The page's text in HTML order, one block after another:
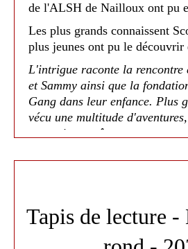
de l'ALSH de Nailloux ont pu
Les plus grands connaissent
plus jeunes ont pu le
L'intrigue raconte la rencontre
et Sammy ainsi que la
Gang dans leur enfance. Plus
vécu une multitude
ses amis enquêtent sur un
Falcon et Dynomutt. Ils vont
Un moment très apprécié des
Tapis de lecture